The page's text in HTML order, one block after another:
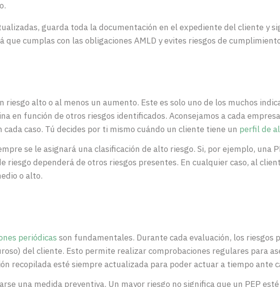
guarda toda la documentación en el expediente del cliente y
cumplas con las obligaciones AMLD y evites riesgos de
riesgo alto o al menos un aumento. Este es solo uno de los muchos
en función de otros riesgos identificados. Aconsejamos a cadaempresa
cada caso. Tú decides por ti mismo cuándo un cliente tiene un perfil de
se le asignará una clasificación de alto riesgo. Si, por ejemplo, una
riesgo dependerá de otros riesgos presentes. En cualquier caso, al
o alto.
periódicas son fundamentales. Durante cada evaluación, los riesgos
del cliente. Esto permite realizar comprobaciones regulares para
recopilada esté siempre actualizada para poder actuar a tiempo ante
una medida preventiva. Un mayor riesgo no significa que un PEP